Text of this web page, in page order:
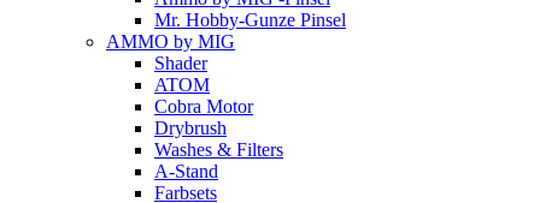
Mr. Hobby-Gunze Pinsel
AMMO by MIG
Shader
ATOM
Cobra Motor
Drybrush
Washes & Filters
A-Stand
Farbsets